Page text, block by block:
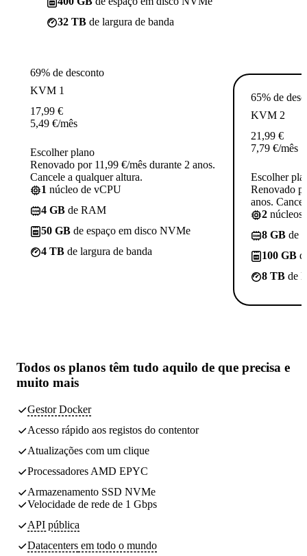
32 TB de largura de banda
69% de desconto
KVM 1
17,99 €
5,49 €/mês
Escolher plano
Renovado por 11,99 €/mês durante 2 anos.
Cancele a qualquer altura.
1 núcleo de vCPU
4 GB de RAM
50 GB de espaço em disco NVMe
4 TB de largura de banda
65% de
KVM 2
21,99 €
7,79 €/mês
Escolher
Renovado
anos.
2 núcleos
8 GB de
100 GB
8 TB de
Todos os planos têm tudo aquilo de que precisa e
muito mais
Gestor Docker
Acesso rápido aos registos do contentor
Atualizações com um clique
Processadores AMD EPYC
Armazenamento SSD NVMe
Velocidade de rede de 1 Gbps
API pública
Datacenters em todo o mundo